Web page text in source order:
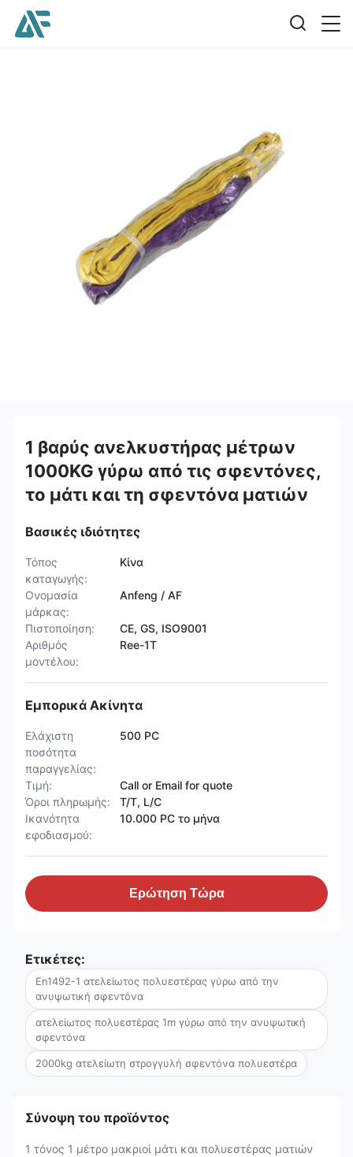
1 βαρύς ανελκυστήρας μέτρων
1000KG γύρω από τις σφεντόνες,
το μάτι και τη σφεντόνα ματιών
Βασικές ιδιότητες
Τόπος
καταγωγής:
Κίνα
Ονομασία
μάρκας:
Anfeng / AF
Πιστοποίηση:
CE, GS, ISO9001
Αριθμός
μοντέλου:
Ree-1T
Εμπορικά Ακίνητα
Ελάχιστη
ποσότητα
παραγγελίας:
500 PC
Τιμή:
Call or Email for quote
Όροι πληρωμής:
T/T, L/C
Ικανότητα
εφοδιασμού:
10.000 PC το μήνα
Ερώτηση Τώρα
Ετικέτες:
En1492-1 ατελείωτος πολυεστέρας γύρω από την
ανυψωτική σφεντόνα
ατελείωτος πολυεστέρας 1m γύρω από την ανυψωτική
σφεντόνα
2000kg ατελείωτη στρογγυλή σφεντόνα πολυεστέρα
Σύνοψη του προϊόντος
1 τόνος 1 μέτρο μακριοί μάτι και πολυεστέρας ματιών